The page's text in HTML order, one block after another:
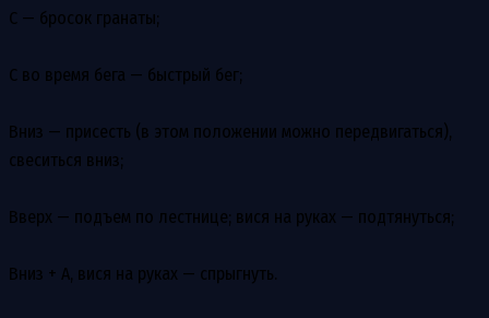
C — бросок гранаты;
C во время бега — быстрый бег;
Вниз — присесть (в этом положении можно передвигаться),
свеситься вниз;
Вверх — подъем по лестнице; вися на руках — подтянуться;
Вниз + A, вися на руках — спрыгнуть.